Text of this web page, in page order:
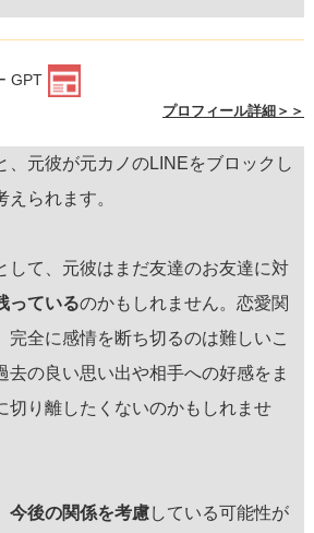
GPT
プロフィール詳細＞＞
、元彼が元カノのLINEをブロックし
られます。
して、元彼はまだ友達のお友達に対
っているのかもしれません。恋愛関
完全に感情を断ち切るのは難しいこ
去の良い思い出や相手への好感をま
切り離したくないのかもしれませ
今後の関係を考慮している可能性が